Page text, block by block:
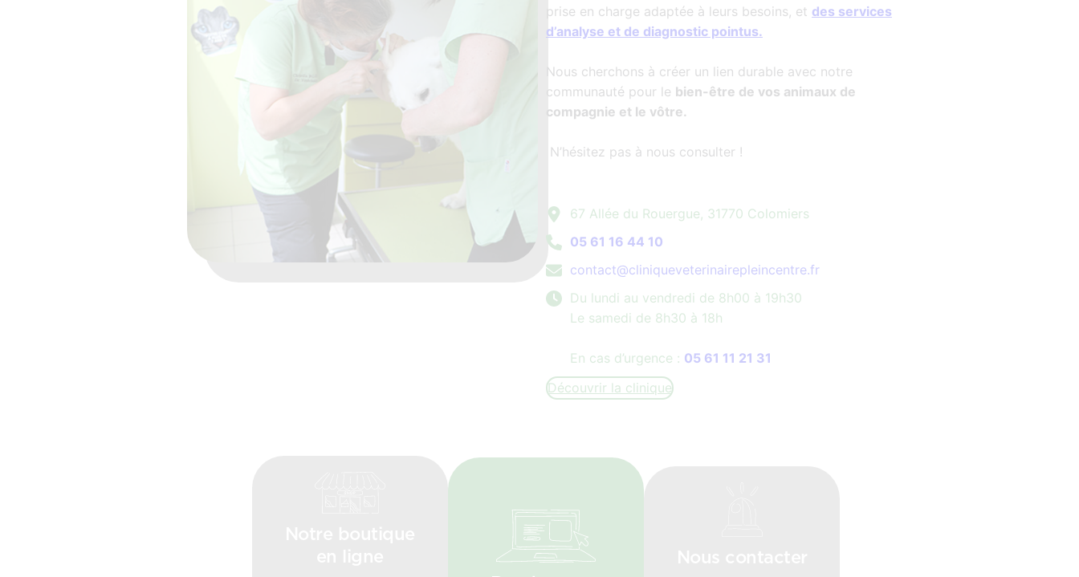
prise en charge adaptée à leurs besoins, et des services
d’analyse et de diagnostic pointus.
Nous cherchons à créer un lien durable avec notre
communauté pour le bien-être de vos animaux de
compagnie et le vôtre.
N’hésitez pas à nous consulter !
67 Allée du Rouergue, 31770 Colomiers
05 61 16 44 10
contact@cliniqueveterinairepleincentre.fr
Du lundi au vendredi de 8h00 à 19h30
Le samedi de 8h30 à 18h
En cas d’urgence : 05 61 11 21 31
Découvrir la clinique